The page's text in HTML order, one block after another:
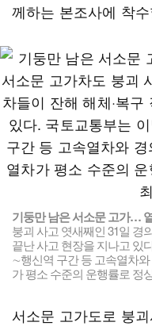
께하는 본조사에 착
기둥만 남은 서소문 고가…
붕괴 사고 엿새째인 31일 경
끝난 사고 현장을 지나고 있
∼행신역 구간 등 고속열차
가 평소 수준의 운행률로 정
서소문 고가도로 붕